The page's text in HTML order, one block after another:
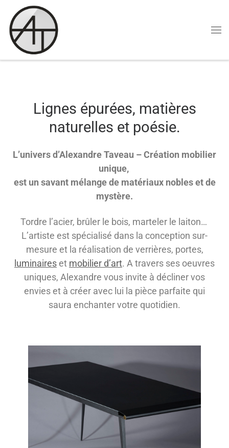
Skip to content
Lignes épurées, matières
naturelles et poésie.
L’univers d’Alexandre Taveau – Création mobilier
unique,
est un savant mélange de matériaux nobles et de
mystère.
Tordre l’acier, brûler le bois, marteler le laiton…
L’artiste est spécialisé dans la conception sur-
mesure et la réalisation de verrières, portes,
luminaires et mobilier d’art. A travers ses oeuvres
uniques, Alexandre vous invite à décliner vos
envies et à créer avec lui la pièce parfaite qui
saura enchanter votre quotidien.